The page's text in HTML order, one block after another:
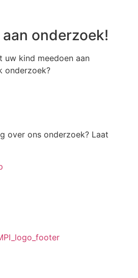
onderzoek!
uw kind meedoen aan
onderzoek?
over ons onderzoek? Laat